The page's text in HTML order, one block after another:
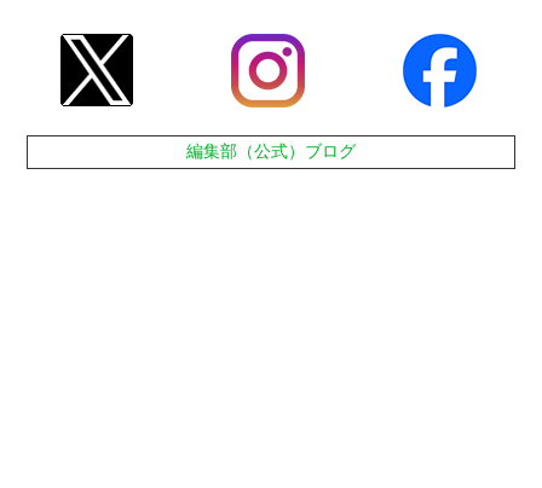
編集部（公式）ブログ